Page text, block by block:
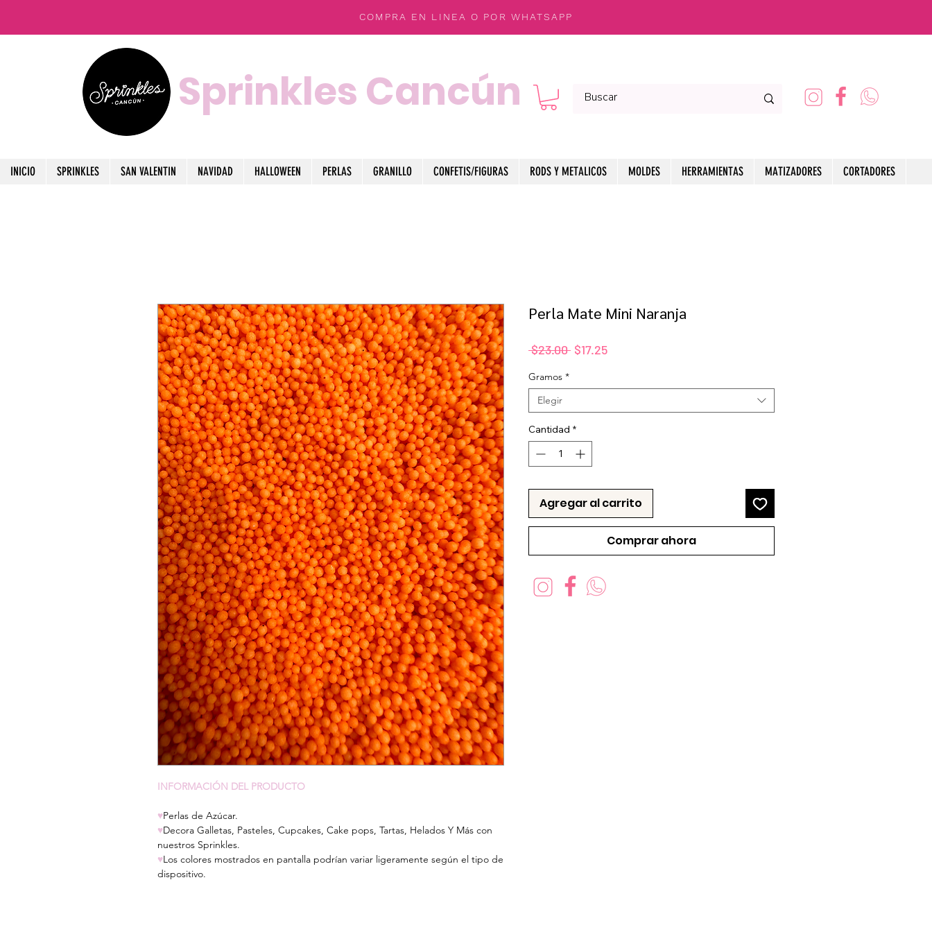
COMPRA EN LINEA O POR WHATSAPP
Sprinkles Cancún
INICIO SPRINKLES SAN VALENTIN NAVIDAD HALLOWEEN PERLAS GRANILLO CONFETIS/FIGURAS RODS Y METALICOS MOLDES HERRAMIENTAS MATIZADORES CORTADORES
INFORMACIÓN DEL PRODUCTO
♥Perlas de Azúcar.
♥Decora Galletas, Pasteles, Cupcakes, Cake pops, Tartas, Helados Y Más con
nuestros Sprinkles.
♥Los colores mostrados en pantalla podrían variar ligeramente según el tipo de
dispositivo.
Perla Mate Mini Naranja
$23.00 Precio
$17.25Precio
Gramos *
Elegir
Cantidad *
Agregar al carrito
Comprar ahora